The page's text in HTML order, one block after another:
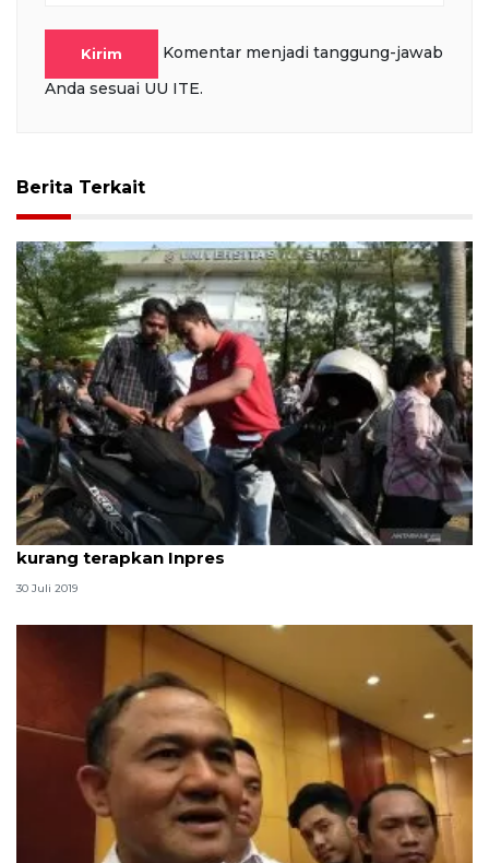
Kirim
Komentar menjadi tanggung-jawab
Anda sesuai UU ITE.
Berita Terkait
Pencegahan narkotika di lingkungan pendidikan
kurang terapkan Inpres
30 Juli 2019